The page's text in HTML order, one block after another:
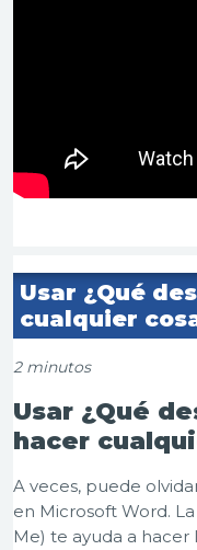
Usar ¿Qué
cualquier
2 minutos
Usar ¿Qué
hacer
A veces, puede
en Microsoft Word.
Me) te ayuda a hacer